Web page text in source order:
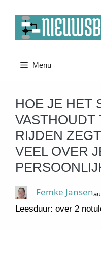
naar
Menu
HOE JE HET
VASTHOUDT
RIJDEN
VEEL OVER
Femke Jansen
Leesduur: over 2